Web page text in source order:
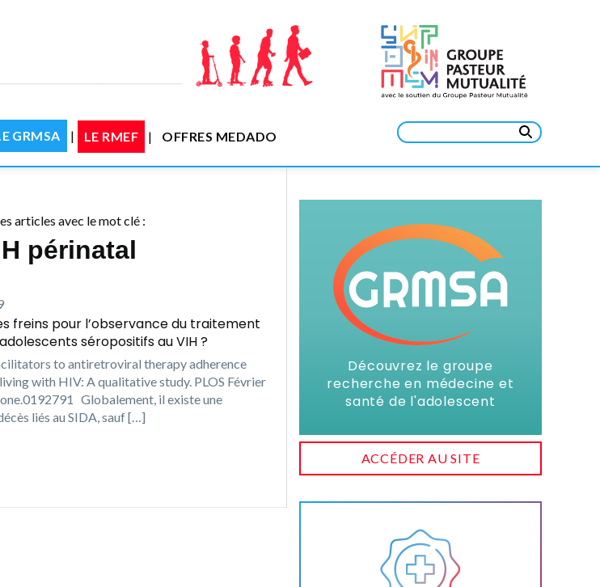
GRMSA LE RMEF OFFRES MEDADO Rechercher :
articles avec le mot clé :
périnatal
freins pour l’observance du traitement
séropositifs au VIH ?
to antiretroviral therapy adherence
with HIV: A qualitative study. PLOS Février
Globalement, il existe une
liés au SIDA, sauf […]
Découvrez le groupe
recherche en médecine et
santé de l'adolescent
ACCÉDER AU SITE